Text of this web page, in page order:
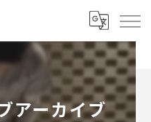
アーカイブ